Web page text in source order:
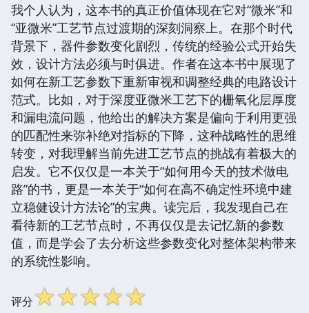
我个人认为，这本书的真正价值体现在它对“微米”和
“亚微米”工艺节点过渡期的深刻洞察上。在那个时代
背景下，器件参数变化剧烈，传统的经验公式开始失
效，设计方法必须与时俱进。作者在这本书中展现了
如何在新工艺参数下重新审视和调整经典的电路设计
范式。比如，对于深度亚微米工艺下的栅氧化层厚度
和漏电流问题，他给出的解决方案是偏向于利用更强
的匹配性来弥补绝对指标的下降，这种战略性的思维
转变，对我理解当前先进工艺节点的挑战有着极大的
启发。它不仅仅是一本关于“如何用今天的技术做电
路”的书，更是一本关于“如何在高不确定性环境中建
立稳健设计方法论”的宝典。读完后，我发现自己在
看待新的工艺节点时，不再仅仅是去记忆新的参数
值，而是学会了去分析这些参数变化对整体架构带来
的系统性影响。
评分☆☆☆☆☆